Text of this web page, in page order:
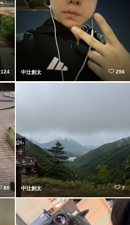
124 中辻創太 256
80 中辻創太 7